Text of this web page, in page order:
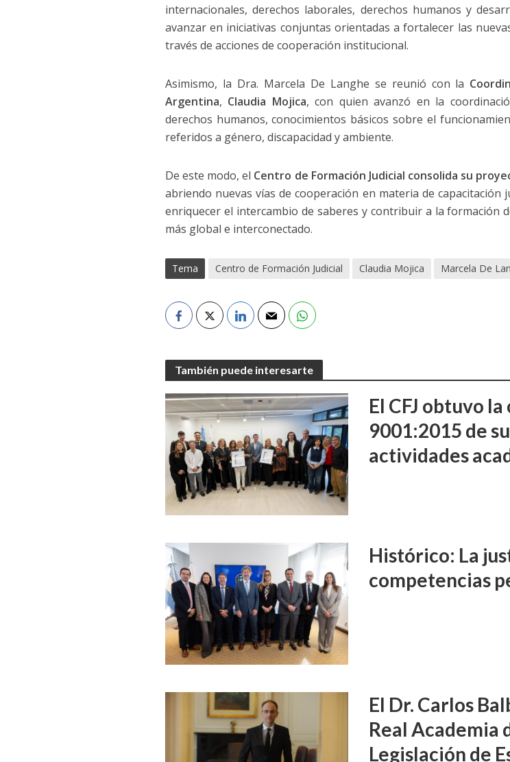
internacionales, derechos laborales, derechos humanos y
avanzar en iniciativas conjuntas orientadas a fortalecer las
través de acciones de cooperación institucional.
Asimismo, la Dra. Marcela De Langhe se reunió con la
Argentina, Claudia Mojica, con quien avanzó en la
derechos humanos, conocimientos básicos sobre el
referidos a género, discapacidad y ambiente.
De este modo, el Centro de Formación Judicial consolida su
abriendo nuevas vías de cooperación en materia de
enriquecer el intercambio de saberes y contribuir a la formación
más global e interconectado.
Tema Centro de Formación Judicial Claudia Mojica Marcela De
También puede interesarte
El CFJ obtuvo
9001:2015 de
actividades
Histórico: La
competencias
El Dr. Carlos
Real Academia
Legislación de